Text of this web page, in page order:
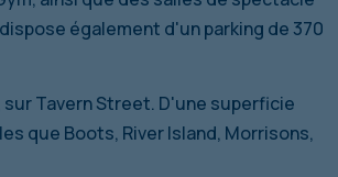
également d'un parking de 370
Tavern Street. D'une superficie
que Boots, River Island, Morrisons,